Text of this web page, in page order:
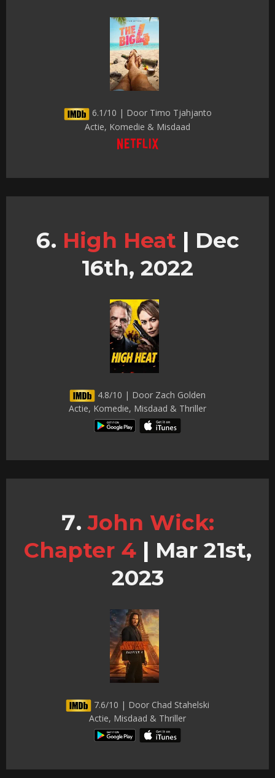
6.1/10 | Door Timo Tjahjanto
Actie, Komedie & Misdaad
High Heat | Dec
16th, 2022
4.8/10 | Door Zach Golden
Actie, Komedie, Misdaad & Thriller
John Wick:
Chapter 4 | Mar 21st,
2023
7.6/10 | Door Chad Stahelski
Actie, Misdaad & Thriller